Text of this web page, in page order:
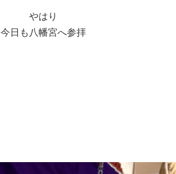
やはり
今日も八幡宮へ参拝